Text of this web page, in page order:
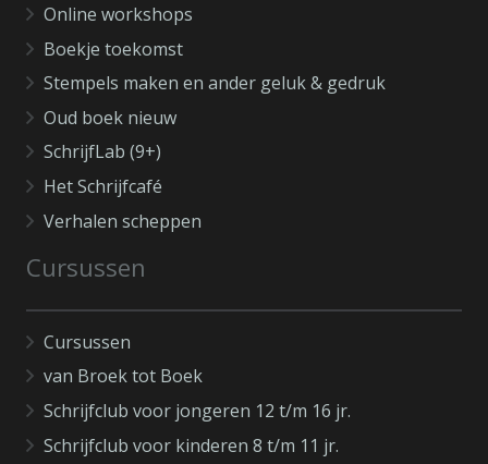
Online workshops
Boekje toekomst
Stempels maken en ander geluk & gedruk
Oud boek nieuw
SchrijfLab (9+)
Het Schrijfcafé
Verhalen scheppen
Cursussen
Cursussen
van Broek tot Boek
Schrijfclub voor jongeren 12 t/m 16 jr.
Schrijfclub voor kinderen 8 t/m 11 jr.